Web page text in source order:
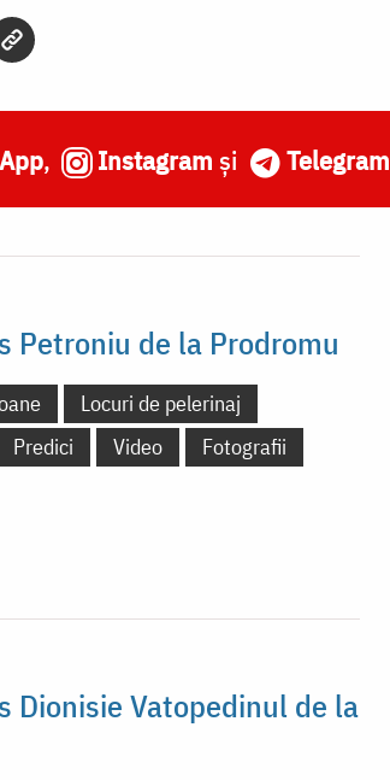
, Instagram și Telegram
Petroniu de la Prodromu
Locuri de pelerinaj
Predici Video Fotografii
Dionisie Vatopedinul de la